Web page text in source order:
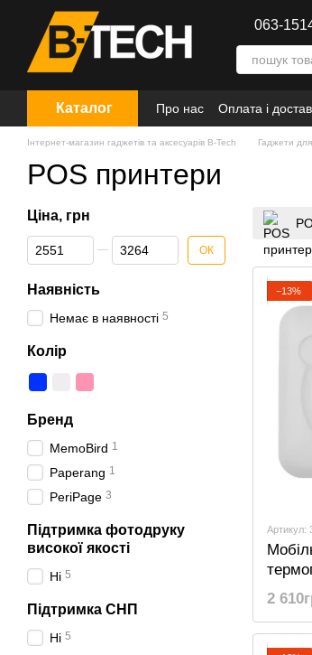
Перейти до основного контенту
063-
Каталог Про нас Оплата і
Інтернет-магазин гаджетів та аксесуарів B-Tech Гаджети для
POS принтери
−13%
Артикул:
2
Ціна, грн
Від Ціна, грн
До Ціна, грн ОК
Наявність
Немає в наявності 5
Колір
Бренд
MemoBird 1
Paperang 1
PeriPage 3
Підтримка фотодруку
високої якості
Ні 5
Підтримка СНП
Ні 5